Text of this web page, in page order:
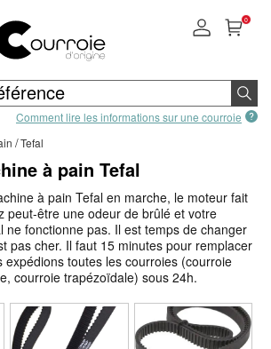
Comment lire les informations sur une courroie
0
Tefal
à pain Tefal
à pain Tefal en marche, le moteur fait
peut-être une odeur de brûlé et votre
ne fonctionne pas. Il est temps de changer
pas cher. Il faut 15 minutes pour remplacer
expédions toutes les courroies (courroie
courroie trapézoïdale) sous 24h.